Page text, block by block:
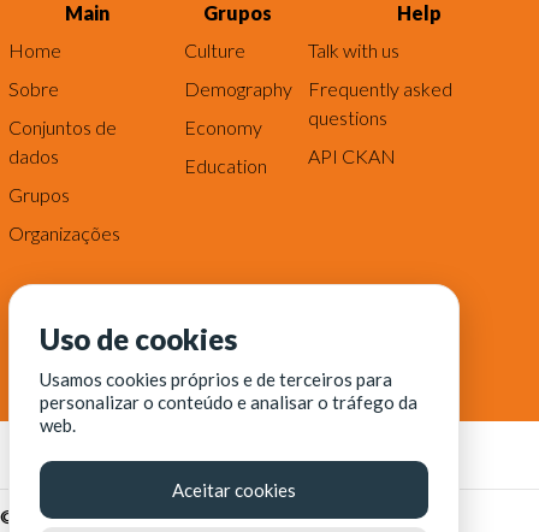
Main
Home
Sobre
Conjuntos de
dados
Grupos
Organizações
Grupos
Culture
Demography
Economy
Education
Help
Talk with us
Frequently asked
questions
API CKAN
© Fortaleza Digital || CITINOVA - Fundação de Ciência,
Uso de cookies
Usamos cookies próprios e de terceiros para
personalizar o conteúdo e analisar o tráfego da
web.
Aceitar cookies